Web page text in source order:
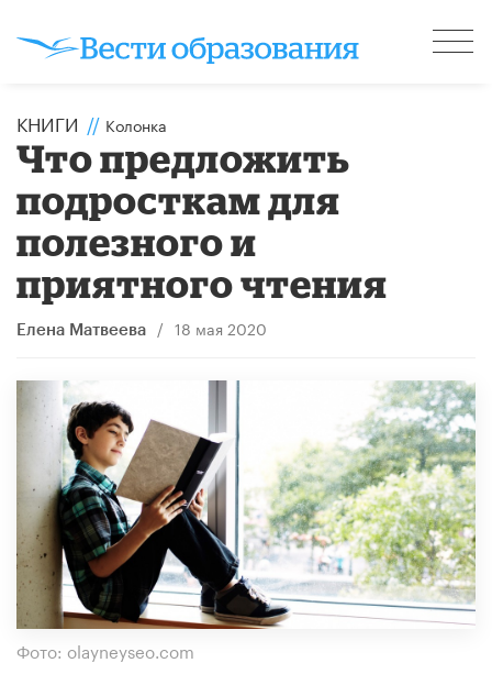
КНИГИ // Колонка
Что предложить
подросткам для
полезного и
приятного чтения
Елена Матвеева / 18 мая 2020
Фото: olayneyseo.com